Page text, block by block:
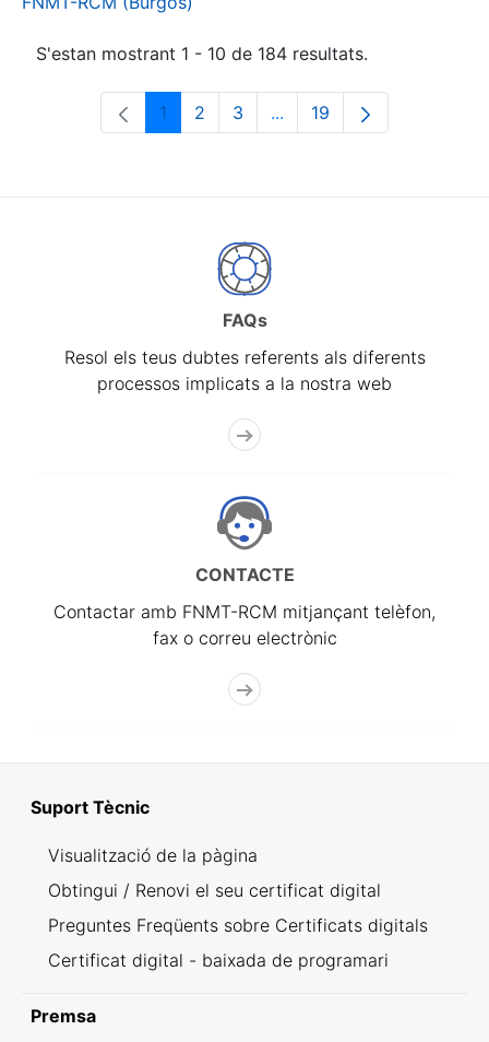
S'estan mostrant 1 - 10 de 184 resultats.
Pàgina
1 Pàgina
2 Pàgina
3 ...Pàgines intermèdies
Pàgina
19
FAQs
Resol els teus dubtes referents als diferents
processos implicats a la nostra web
CONTACTE
Contactar amb FNMT-RCM mitjançant telèfon,
fax o correu electrònic
Suport Tècnic
Visualització de la pàgina
Obtingui / Renovi el seu certificat digital
Preguntes Freqüents sobre Certificats digitals
Certificat digital - baixada de programari
Premsa